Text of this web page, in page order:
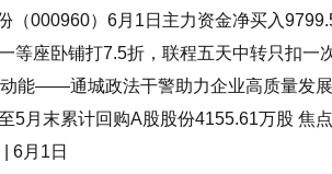
（000960）6月1日主力资金净买入
等座卧铺打7.5折，联程五天中转只扣一
能——通城政法干警助力企业高质量发
5月末累计回购A股股份4155.61万股 焦
6月1日